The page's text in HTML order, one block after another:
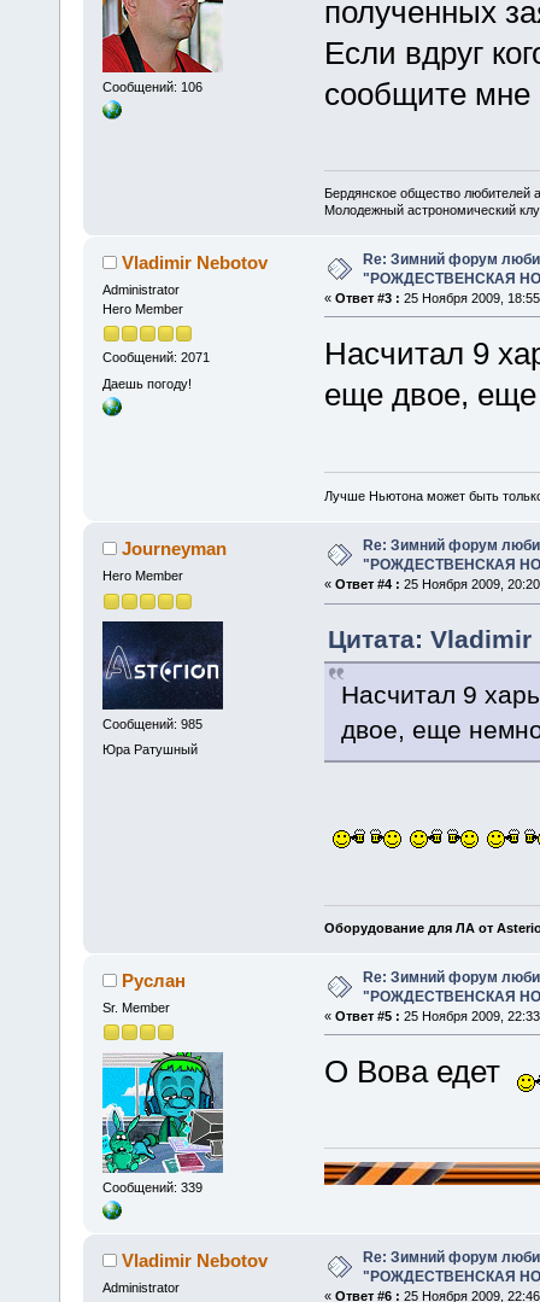
Сообщений: 106
полученных
Если вдруг
сообщите мне
Бердянское общество любителей
Молодежный астрономический
Vladimir Nebotov
Administrator
Hero Member
Сообщений: 2071
Даешь погоду!
Re: Зимний форум
"РОЖДЕСТВЕНСКАЯ
« Ответ #3 : 25 Ноября 2009,
Насчитал 9
еще двое, еще
Лучше Ньютона может быть
Journeyman
Hero Member
Сообщений: 985
Юра Ратушный
Re: Зимний форум
"РОЖДЕСТВЕНСКАЯ
« Ответ #4 : 25 Ноября 2009,
Цитата: Vladimir
Насчитал 9
двое, еще
Оборудование для ЛА от
Руслан
Sr. Member
Сообщений: 339
Re: Зимний форум
"РОЖДЕСТВЕНСКАЯ
« Ответ #5 : 25 Ноября 2009,
О Вова едет
Vladimir Nebotov
Administrator
Re: Зимний форум
"РОЖДЕСТВЕНСКАЯ
« Ответ #6 : 25 Ноября 2009,